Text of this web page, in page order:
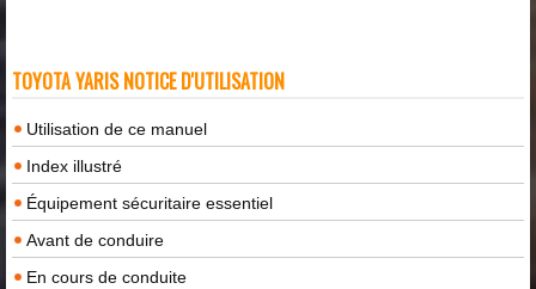
TOYOTA YARIS NOTICE D'UTILISATION
Utilisation de ce manuel
Index illustré
Équipement sécuritaire essentiel
Avant de conduire
En cours de conduite